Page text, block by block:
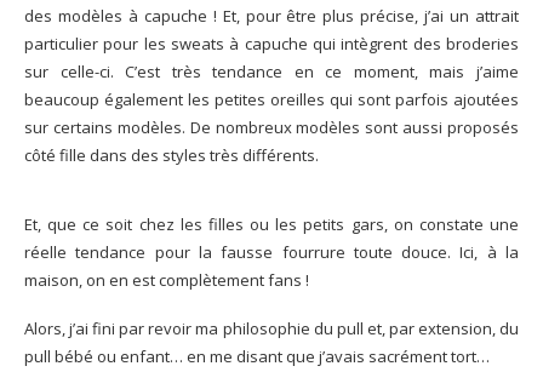
des modèles à capuche ! Et, pour être plus précise, j’ai un attrait
particulier pour les sweats à capuche qui intègrent des broderies
sur celle-ci. C’est très tendance en ce moment, mais j’aime
beaucoup également les petites oreilles qui sont parfois ajoutées
sur certains modèles. De nombreux modèles sont aussi proposés
côté fille dans des styles très différents.
Et, que ce soit chez les filles ou les petits gars, on constate une
réelle tendance pour la fausse fourrure toute douce. Ici, à la
maison, on en est complètement fans !
Alors, j’ai fini par revoir ma philosophie du pull et, par extension, du
pull bébé ou enfant… en me disant que j’avais sacrément tort…